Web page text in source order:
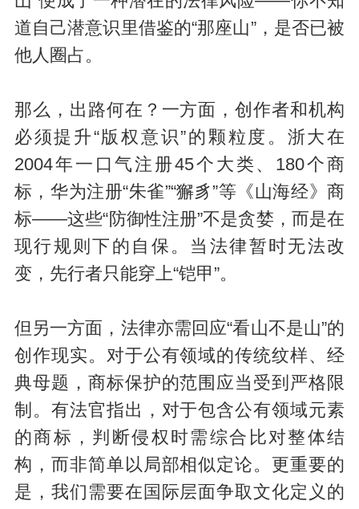
道自己潜意识里借鉴的“那座山”，是否已被
他人圈占。
那么，出路何在？一方面，创作者和机构
必须提升“版权意识”的颗粒度。浙大在
2004年一口气注册45个大类、180个商
标，华为注册“朱雀”“獬豸”等《山海经》商
标——这些“防御性注册”不是贪婪，而是在
现行规则下的自保。当法律暂时无法改
变，先行者只能穿上“铠甲”。
但另一方面，法律亦需回应“看山不是山”的
创作现实。对于公有领域的传统纹样、经
典母题，商标保护的范围应当受到严格限
制。有法官指出，对于包含公有领域元素
的商标，判断侵权时需综合比对整体结
构，而非简单以局部相似定论。更重要的
是，我们需要在国际层面争取文化定义的